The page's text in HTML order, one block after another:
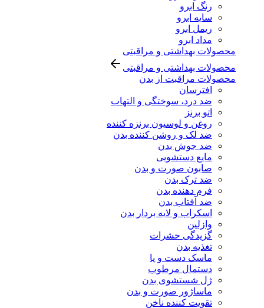
رنگ ابرو
سایه ابرو
ریمل ابرو
مداد ابرو
محصولات بهداشتی و مراقبتی
محصولات بهداشتی و مراقبتی
محصولات مراقبت از بدن
افترسان
ضد درد، سوختگی و التهاب
اتو برنز
روغن و لوسیون برنزه کننده
ضد لک و روشن کننده بدن
ضد جوش بدن
مایع دستشویی
صابون صورت و بدن
ضد ترک بدن
فرم دهنده بدن
ضد آفتاب بدن
اسکراب و لایه بردار بدن
وازلین
گزیدگی حشرات
تغذیه بدن
ماسک دست و پا
دستمال مرطوب
ژل شستشوی بدن
ماساژور صورت و بدن
تقویت کننده ناخن